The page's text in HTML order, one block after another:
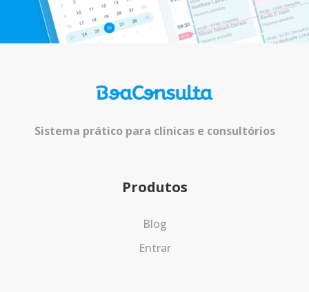
Sistema prático para clínicas e consultórios
Produtos
Blog
Entrar